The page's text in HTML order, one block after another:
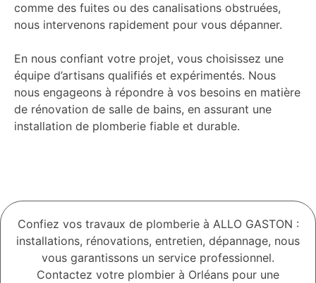
comme des fuites ou des canalisations obstruées,
nous intervenons rapidement pour vous dépanner.
En nous confiant votre projet, vous choisissez une
équipe d’artisans qualifiés et expérimentés. Nous
nous engageons à répondre à vos besoins en matière
de rénovation de salle de bains, en assurant une
installation de plomberie fiable et durable.
Confiez vos travaux de plomberie à ALLO GASTON :
installations, rénovations, entretien, dépannage, nous
vous garantissons un service professionnel.
Contactez votre plombier à Orléans pour une